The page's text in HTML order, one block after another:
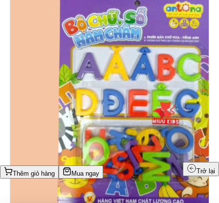
Trở lại
Thêm giỏ hàng Mua ngay